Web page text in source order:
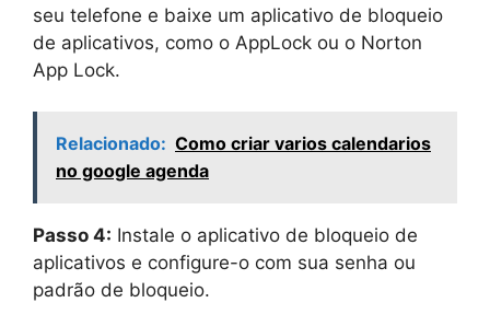
seu telefone e baixe um aplicativo de bloqueio
de aplicativos, como o AppLock ou o Norton
App Lock.
Relacionado: Como criar varios calendarios
no google agenda
Passo 4: Instale o aplicativo de bloqueio de
aplicativos e configure-o com sua senha ou
padrão de bloqueio.